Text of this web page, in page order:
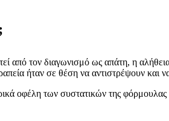
από τον διαγωνισμό ως απάτη, η
ήταν σε θέση να αντιστρέψουν και
οφέλη των συστατικών της